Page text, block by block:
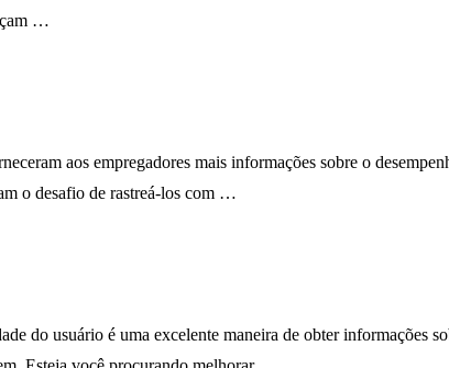
…
aos empregadores mais informações sobre o
o desafio de rastreá-los com …
do usuário é uma excelente maneira de obter informações